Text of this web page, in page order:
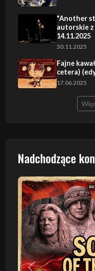
"Another
autorskie z
14.11.2025
30.11.2025
Fajne
cetera)
17.06.2025
Nadchodzące